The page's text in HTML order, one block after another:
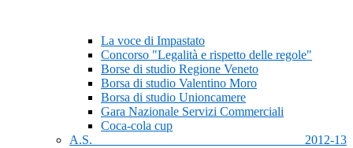
La voce di Impastato
Concorso "Legalità e rispetto delle regole"
Borse di studio Regione Veneto
Borsa di studio Valentino Moro
Borsa di studio Unioncamere
Gara Nazionale Servizi Commerciali
Coca-cola cup
A.S. 2012-13